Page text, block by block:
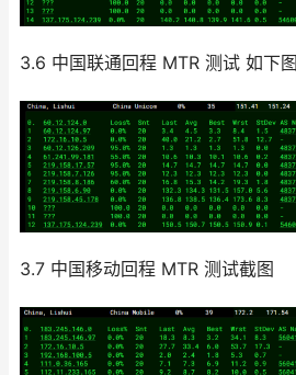
3.6 中国联通回程 MTR 测试 如下图
3.7 中国移动回程 MTR 测试截图